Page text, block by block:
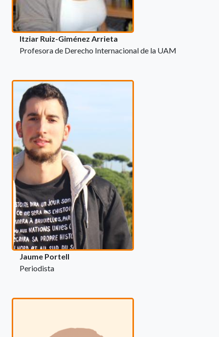
Itziar Ruiz-Giménez Arrieta
Profesora de Derecho Internacional de la UAM
Jaume Portell
Periodista